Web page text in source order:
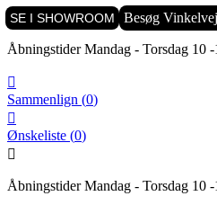

Åbningstider Mandag - Torsdag 10

Sammenlign (0)

Ønskeliste (0)

Åbningstider Mandag - Torsdag 10
SE I SHOWROOM Besøg